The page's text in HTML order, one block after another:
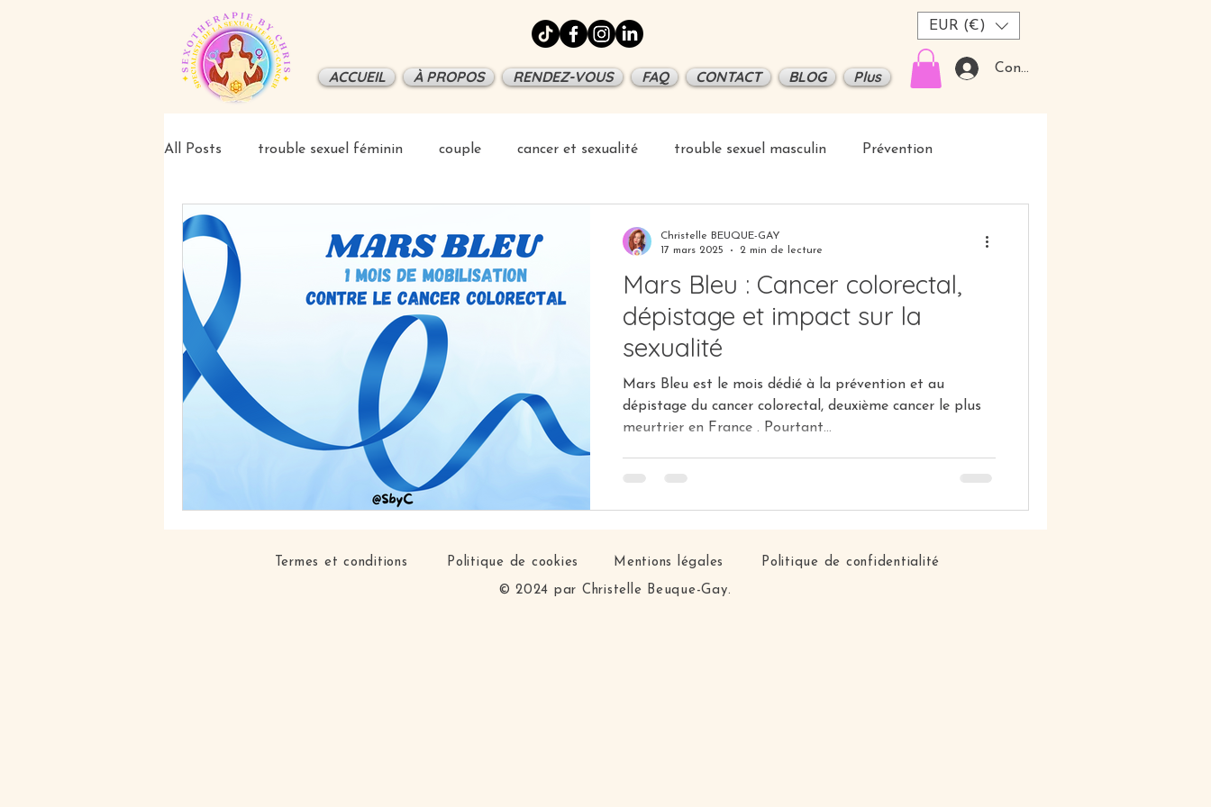
ACCUEIL À PROPOS RENDEZ-VOUS FAQ CONTACT BLOG Plus
EUR (€)
Connexion
All Posts trouble sexuel féminin couple cancer et sexualité trouble sexuel masculin Prévention
femmes
Mars Bleu : Cancer colorectal,
dépistage et impact sur la
sexualité
Mars Bleu est le mois dédié à la prévention et au
dépistage du cancer colorectal, deuxième cancer le plus
meurtrier en France . Pourtant...
Christelle BEUQUE-GAY
17 mars 2025
2 min de lecture
Termes et conditions Politique de cookies Mentions légales Politique de confidentialité
© 2024 par Christelle Beuque-Gay.